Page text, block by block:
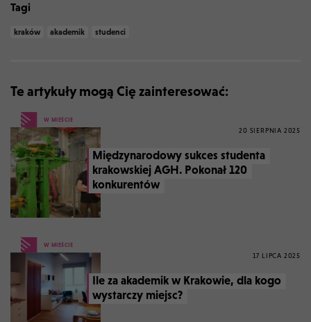
Tagi
kraków akademik studenci
Te artykuły mogą Cię zainteresować:
W MIEŚCIE
20 SIERPNIA 2025
Międzynarodowy sukces studenta
krakowskiej AGH. Pokonał 120
konkurentów
W MIEŚCIE
17 LIPCA 2025
Ile za akademik w Krakowie, dla kogo
wystarczy miejsc?